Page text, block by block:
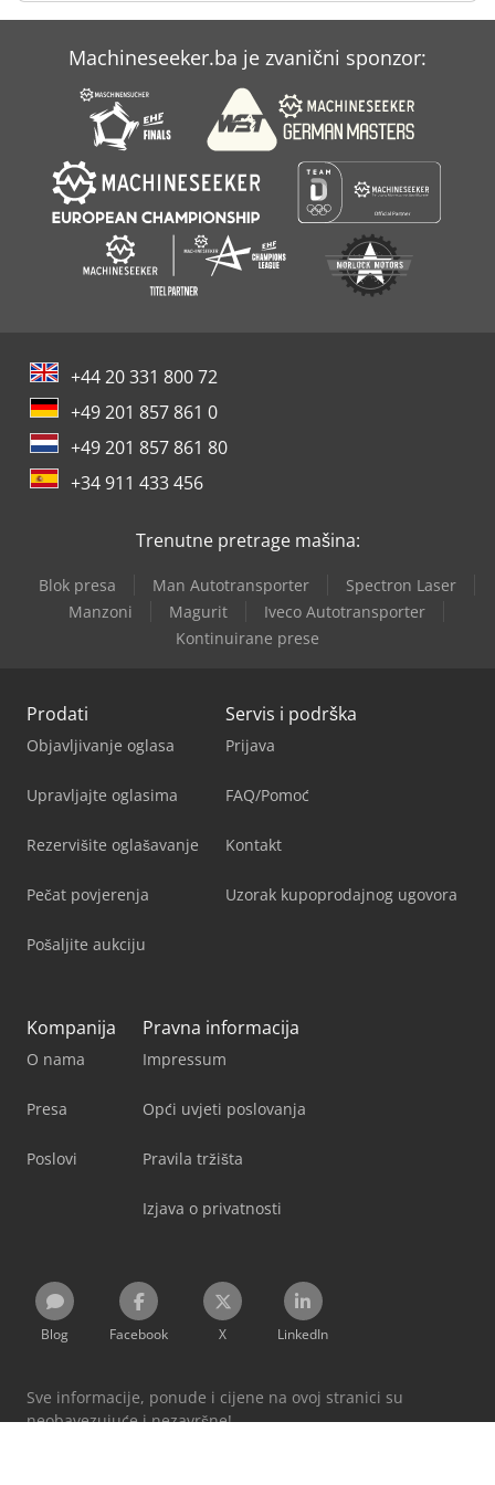
New Holland Tm 125
Schaublin 125
Schechtl Uk 125 S
Machineseeker.ba je zvanični sponzor:
+44 20 331 800 72
+49 201 857 861 0
+49 201 857 861 80
+34 911 433 456
Trenutne pretrage mašina:
Blok presa Man Autotransporter
Spectron Laser
Manzoni
Magurit
Iveco Autotransporter
Kontinuirane prese
Prodati
Objavljivanje oglasa
Upravljajte oglasima
Rezervišite oglašavanje
Pečat povjerenja
Pošaljite aukciju
Servis i podrška
Prijava
FAQ/Pomoć
Kontakt
Uzorak kupoprodajnog ugovora
Kompanija
O nama
Presa
Poslovi
Pravna informacija
Impressum
Opći uvjeti poslovanja
Pravila tržišta
Izjava o privatnosti
Blog Facebook X LinkedIn
Sve informacije, ponude i cijene na ovoj stranici su
neobavezujuće i nezavršne!